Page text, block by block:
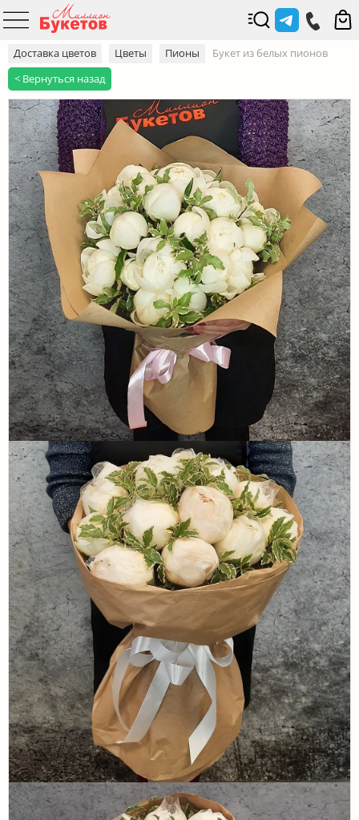
Доставка цветов Цветы Пионы
Букет из белых пионов
< Вернуться назад